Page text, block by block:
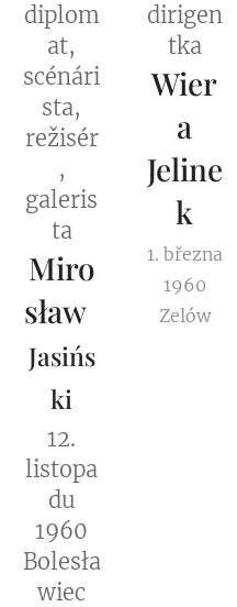
diplom
at,
scénári
sta,
režisér
,
galeris
ta
Miro
sław
Jasińs
ki
12.
listopa
du
1960
Bolesła
wiec
dirigen
tka
Wier
a
Jeline
k
1. března
1960
Zelów